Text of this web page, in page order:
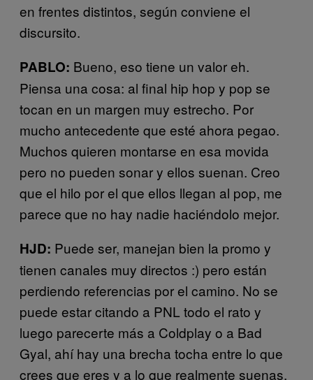
en frentes distintos, según conviene el
discursito.
PABLO: Bueno, eso tiene un valor eh.
Piensa una cosa: al final hip hop y pop se
tocan en un margen muy estrecho. Por
mucho antecedente que esté ahora pegao.
Muchos quieren montarse en esa movida
pero no pueden sonar y ellos suenan. Creo
que el hilo por el que ellos llegan al pop, me
parece que no hay nadie haciéndolo mejor.
HJD: Puede ser, manejan bien la promo y
tienen canales muy directos :) pero están
perdiendo referencias por el camino. No se
puede estar citando a PNL todo el rato y
luego parecerte más a Coldplay o a Bad
Gyal, ahí hay una brecha tocha entre lo que
crees que eres y a lo que realmente suenas.